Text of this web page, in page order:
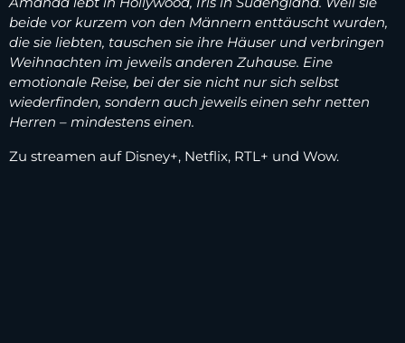
beide vor kurzem von den Männern enttäuscht wurden,
die sie liebten, tauschen sie ihre Häuser und verbringen
Weihnachten im jeweils anderen Zuhause. Eine
emotionale Reise, bei der sie nicht nur sich selbst
wiederfinden, sondern auch jeweils einen sehr netten
Herren – mindestens einen.
Zu streamen auf Disney+, Netflix, RTL+ und Wow.